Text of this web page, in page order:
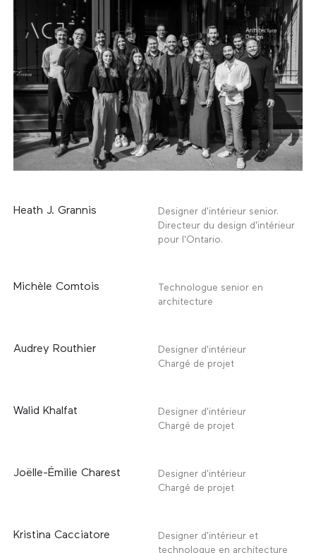
Heath J. Grannis
Designer d'intérieur senior.
Directeur du design d'intérieur
pour l'Ontario.
Michèle Comtois
Technologue senior en
architecture
Audrey Routhier
Designer d'intérieur
Chargé de projet
Walid Khalfat
Designer d'intérieur
Chargé de projet
Joëlle-Émilie Charest
Designer d'intérieur
Chargé de projet
Kristina Cacciatore
Designer d'intérieur et
technologue en architecture